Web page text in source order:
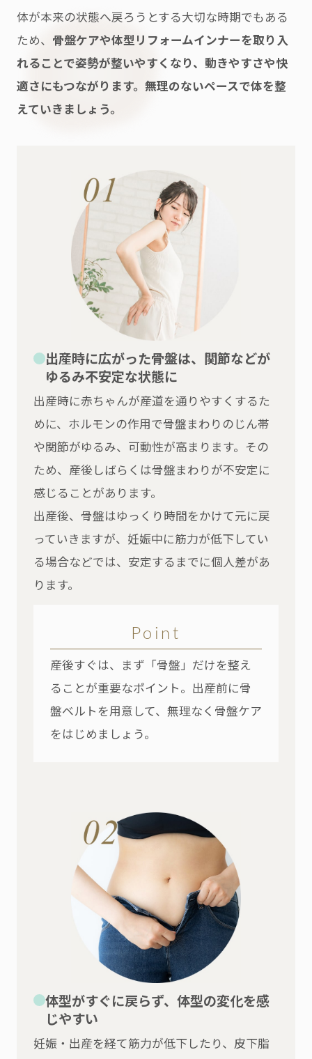
体が本来の状態へ戻ろうとする大切な時期でもある
ため、 骨盤ケアや体型リフォームインナーを取り入
れることで姿勢が整いやすくなり、動きやすさや快
適さにもつながります。無理のないペースで体を整
えていきましょう。
出産時に広がった骨盤は、関節などが
ゆるみ不安定な状態に
出産時に赤ちゃんが産道を通りやすくするた
めに、ホルモンの作用で骨盤まわりのじん帯
や関節がゆるみ、可動性が高まります。その
ため、産後しばらくは骨盤まわりが不安定に
感じることがあります。
出産後、骨盤はゆっくり時間をかけて元に戻
っていきますが、妊娠中に筋力が低下してい
る場合などでは、安定するまでに個人差があ
ります。
Point
産後すぐは、まず「骨盤」だけを整え
ることが重要なポイント。出産前に骨
盤ベルトを用意して、無理なく骨盤ケア
をはじめましょう。
体型がすぐに戻らず、体型の変化を感
じやすい
妊娠・出産を経て筋力が低下したり、皮下脂